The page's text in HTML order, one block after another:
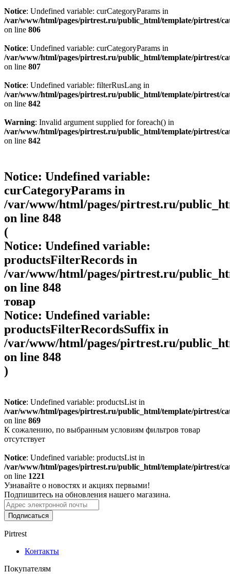
Notice: Undefined variable: curCategoryParams in
/var/www/html/pages/pirtrest.ru/public_html/template/pirtrest/
on line 806
Notice: Undefined variable: curCategoryParams in
/var/www/html/pages/pirtrest.ru/public_html/template/pirtrest/
on line 807
Notice: Undefined variable: filterRusLang in
/var/www/html/pages/pirtrest.ru/public_html/template/pirtrest/
on line 842
Warning: Invalid argument supplied for foreach() in
/var/www/html/pages/pirtrest.ru/public_html/template/pirtrest/
on line 842
Notice: Undefined variable:
curCategoryParams in
/var/www/html/pages/pirtrest.ru/
on line 848
(
Notice: Undefined variable:
productsFilterRecords in
/var/www/html/pages/pirtrest.ru/
on line 848
товар
Notice: Undefined variable:
productsFilterRecordsSuffix in
/var/www/html/pages/pirtrest.ru/
on line 848
)
Notice: Undefined variable: productsList in
/var/www/html/pages/pirtrest.ru/public_html/template/pirtrest/
on line 869
К сожалению, по выбранным условиям фильтров товар
отсутствует
Notice: Undefined variable: productsList in
/var/www/html/pages/pirtrest.ru/public_html/template/pirtrest/
on line 1221
Узнавайте о новостях и акциях первыми!
Подпишитесь на обновления нашего магазина.
Подписаться
Pirtrest
Контакты
Покупателям